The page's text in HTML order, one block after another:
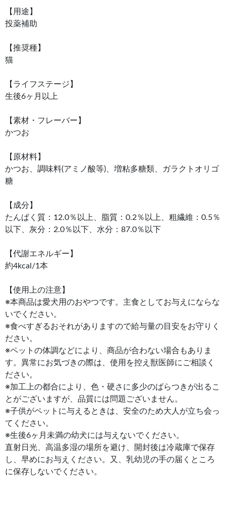
【用途】
投薬補助
【推奨種】
猫
【ライフステージ】
生後6ヶ月以上
【素材・フレーバー】
かつお
【原材料】
かつお、調味料(アミノ酸等)、増粘多糖類、ガラクトオリゴ
糖
【成分】
たんぱく質：12.0％以上、脂質：0.2％以上、粗繊維：0.5％
以下、灰分：2.0％以下、水分：87.0％以下
【代謝エネルギー】
約4kcal/1本
【使用上の注意】
※本商品は愛犬用のおやつです。主食としてお与えにならな
いでください。
※食べすぎるおそれがありますので給与量の目安をお守りく
ださい。
※ペットの体調などにより、商品が合わない場合もありま
す。異常にお気づきの際は、使用を控え獣医師にご相談く
ださい。
※加工上の都合により、色・硬さに多少のばらつきが出るこ
とがございますが、品質には問題ございません。
※子供がペットに与えるときは、安全のため大人が立ち会っ
てください。
※生後6ヶ月未満の幼犬には与えないでください。
直射日光、高温多湿の場所を避け、開封後は冷蔵庫で保存
し、早めにお与えください。又、乳幼児の手の届くところ
に保存しないでください。